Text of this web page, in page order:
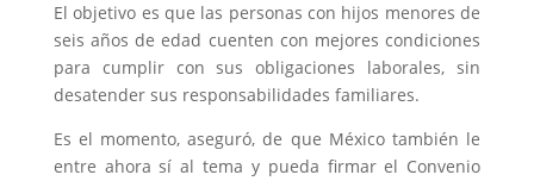
El objetivo es que las personas con hijos menores de
seis años de edad cuenten con mejores condiciones
para cumplir con sus obligaciones laborales, sin
desatender sus responsabilidades familiares.
Es el momento, aseguró, de que México también le
entre ahora sí al tema y pueda firmar el Convenio